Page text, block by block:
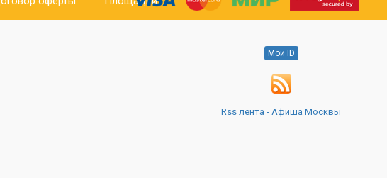
Мой ID
Rss лента - Афиша Москвы